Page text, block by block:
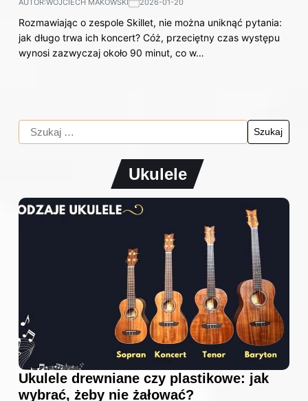
AUTOR:WOJCIECH MAKOWSKI 2026-01-20
Rozmawiając o zespole Skillet, nie można uniknąć pytania:
jak długo trwa ich koncert? Cóż, przeciętny czas występu
wynosi zazwyczaj około 90 minut, co w…
Ukulele
Ukulele drewniane czy plastikowe: jak
wybrać, żeby nie żałować?